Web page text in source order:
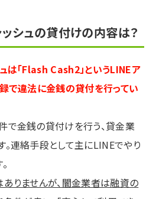
シュの貸付けの内容は？
は「Flash Cash2」というLINEア
で違法に金銭の貸付を行ってい
で金銭の貸付けを行う、貸金業
連絡手段として主にLINEでやり
りませんが、闇金業者は融資の